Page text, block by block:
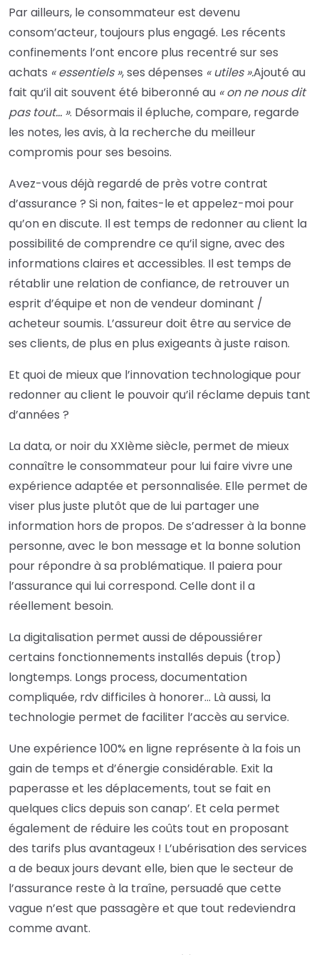
Par ailleurs, le consommateur est devenu
consom’acteur, toujours plus engagé. Les récents
confinements l’ont encore plus recentré sur ses
achats « essentiels », ses dépenses « utiles ».Ajouté au
fait qu’il ait souvent été biberonné au « on ne nous dit
pas tout… ». Désormais il épluche, compare, regarde
les notes, les avis, à la recherche du meilleur
compromis pour ses besoins.
Avez-vous déjà regardé de près votre contrat
d’assurance ? Si non, faites-le et appelez-moi pour
qu’on en discute. Il est temps de redonner au client la
possibilité de comprendre ce qu’il signe, avec des
informations claires et accessibles. Il est temps de
rétablir une relation de confiance, de retrouver un
esprit d’équipe et non de vendeur dominant /
acheteur soumis. L’assureur doit être au service de
ses clients, de plus en plus exigeants à juste raison.
Et quoi de mieux que l’innovation technologique pour
redonner au client le pouvoir qu’il réclame depuis tant
d’années ?
La data, or noir du XXIème siècle, permet de mieux
connaître le consommateur pour lui faire vivre une
expérience adaptée et personnalisée. Elle permet de
viser plus juste plutôt que de lui partager une
information hors de propos. De s’adresser à la bonne
personne, avec le bon message et la bonne solution
pour répondre à sa problématique. Il paiera pour
l’assurance qui lui correspond. Celle dont il a
réellement besoin.
La digitalisation permet aussi de dépoussiérer
certains fonctionnements installés depuis (trop)
longtemps. Longs process, documentation
compliquée, rdv difficiles à honorer… Là aussi, la
technologie permet de faciliter l’accès au service.
Une expérience 100% en ligne représente à la fois un
gain de temps et d’énergie considérable. Exit la
paperasse et les déplacements, tout se fait en
quelques clics depuis son canap’. Et cela permet
également de réduire les coûts tout en proposant
des tarifs plus avantageux ! L’ubérisation des services
a de beaux jours devant elle, bien que le secteur de
l’assurance reste à la traîne, persuadé que cette
vague n’est que passagère et que tout redeviendra
comme avant.